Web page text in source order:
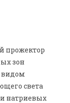
прожектор
зон
видом
света
натриевых